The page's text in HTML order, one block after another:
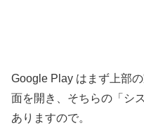
Google Play はまず上部
面を開き、そちらの「シ
ありますので。